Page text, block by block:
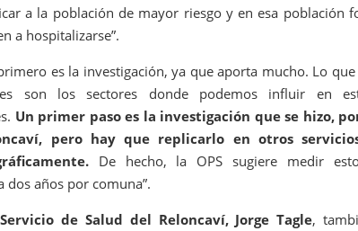
a la población de mayor riesgo y en esa población
a hospitalizarse”.
es la investigación, ya que aporta mucho. Lo
son los sectores donde podemos influir en
Un primer paso es la investigación que se hizo,
pero hay que replicarlo en otros
De hecho, la OPS sugiere medir
dos años por comuna”.
Servicio de Salud del Reloncaví, Jorge Tagle,